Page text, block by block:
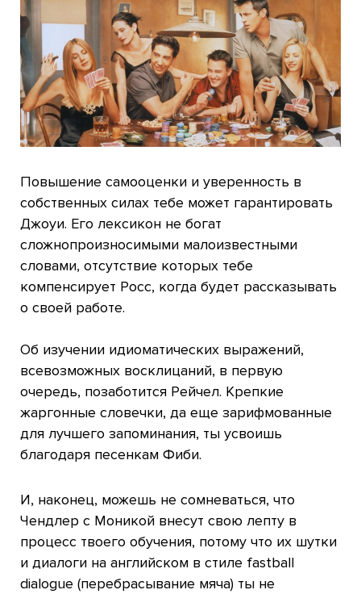
Повышение самооценки и уверенность в
собственных силах тебе может гарантировать
Джоуи. Его лексикон не богат
сложнопроизносимыми малоизвестными
словами, отсутствие которых тебе
компенсирует Росс, когда будет рассказывать
о своей работе.
Об изучении идиоматических выражений,
всевозможных восклицаний, в первую
очередь, позаботится Рейчел. Крепкие
жаргонные словечки, да еще зарифмованные
для лучшего запоминания, ты усвоишь
благодаря песенкам Фиби.
И, наконец, можешь не сомневаться, что
Чендлер с Моникой внесут свою лепту в
процесс твоего обучения, потому что их шутки
и диалоги на английском в стиле fastball
dialogue (перебрасывание мяча) ты не